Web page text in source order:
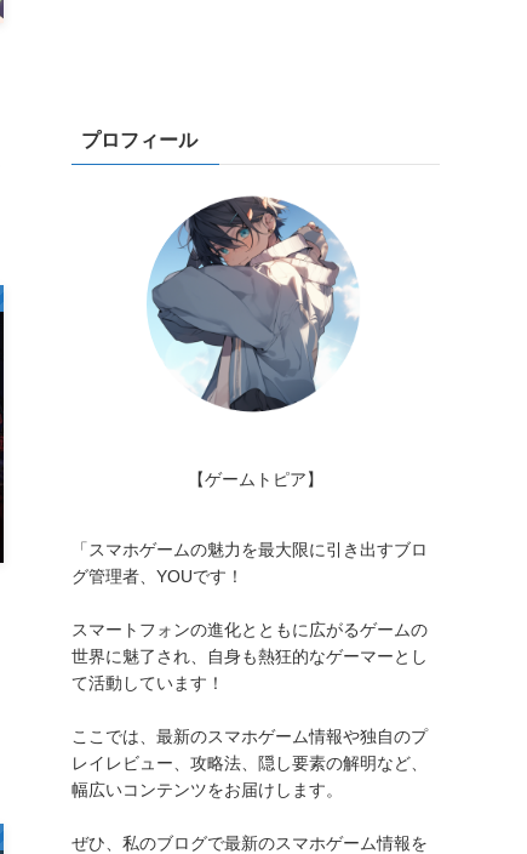
プロフィール
【ゲームトピア】
「スマホゲームの魅力を最大限に引き出すブロ
グ管理者、YOUです！
スマートフォンの進化とともに広がるゲームの
世界に魅了され、自身も熱狂的なゲーマーとし
て活動しています！
ここでは、最新のスマホゲーム情報や独自のプ
レイレビュー、攻略法、隠し要素の解明など、
幅広いコンテンツをお届けします。
ぜひ、私のブログで最新のスマホゲーム情報を